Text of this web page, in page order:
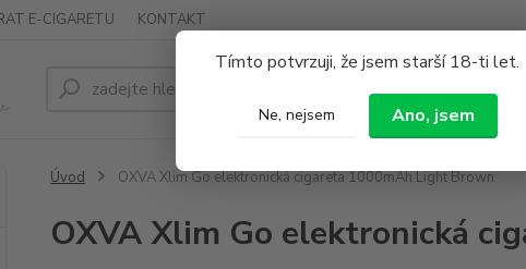
Tímto potvrzuji, že jsem starší 18-ti let.
Ne, nejsem Ano, jsem
E-CIGARETU KONTAKT
Hledat
Úvod OXVA Xlim Go elektronická cigareta 1000mAh Light Brown
OXVA Xlim Go elektronická